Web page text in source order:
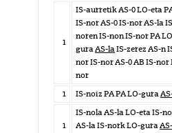
1
IS-aurretik AS-0 LO-eta
IS-nor AS-0 IS-nor AS-la
noren IS-non IS-nor PA
guraAS-laIS-zerez AS-n
nor IS-nor AS-0 AB IS-nor
nor
1
IS-noiz PA PA LO-gura
1
IS-nola AS-la LO-eta IS-
AS-la IS-nork LO-guraAS-